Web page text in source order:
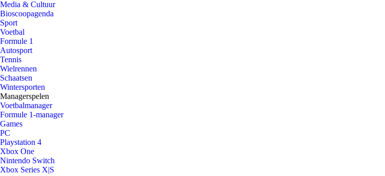
Media & Cultuur
Bioscoopagenda
Sport
Voetbal
Formule 1
Autosport
Tennis
Wielrennen
Schaatsen
Wintersporten
Managerspelen
Voetbalmanager
Formule 1-manager
Games
PC
Playstation 4
Xbox One
Nintendo Switch
Xbox Series X|S